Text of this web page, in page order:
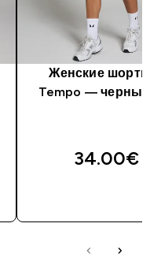
Женские шорты
Tempo — черный
34.00€‎